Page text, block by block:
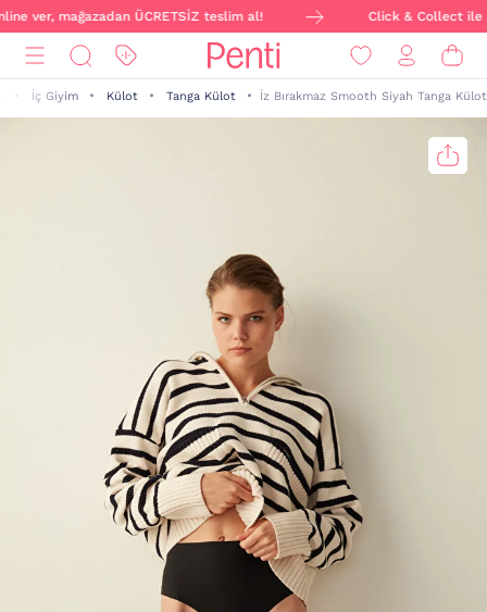
ver, mağazadan ÜCRETSİZ teslim al! Click & Collect ile
İç Giyim Külot Tanga Külot İz Bırakmaz Smooth Siyah Tanga Külot